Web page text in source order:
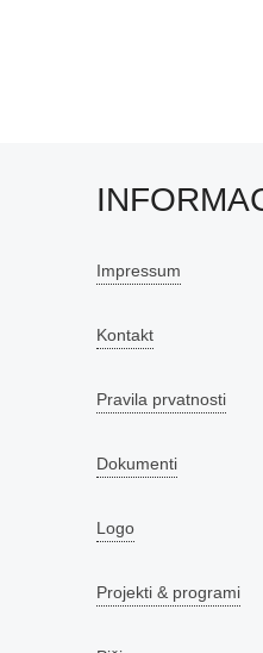
Impressum
Kontakt
Pravila prvatnosti
Dokumenti
Logo
Projekti & programi